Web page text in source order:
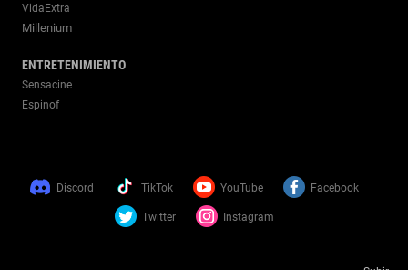
VidaExtra
Millenium
ENTRETENIMIENTO
Sensacine
Espinof
Discord TikTok YouTube Facebook
Twitter Instagram